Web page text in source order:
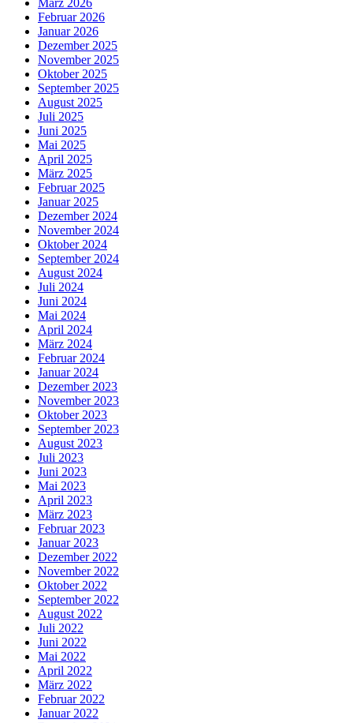
Februar 2026
Januar 2026
Dezember 2025
November 2025
Oktober 2025
September 2025
August 2025
Juli 2025
Juni 2025
Mai 2025
April 2025
März 2025
Februar 2025
Januar 2025
Dezember 2024
November 2024
Oktober 2024
September 2024
August 2024
Juli 2024
Juni 2024
Mai 2024
April 2024
März 2024
Februar 2024
Januar 2024
Dezember 2023
November 2023
Oktober 2023
September 2023
August 2023
Juli 2023
Juni 2023
Mai 2023
April 2023
März 2023
Februar 2023
Januar 2023
Dezember 2022
November 2022
Oktober 2022
September 2022
August 2022
Juli 2022
Juni 2022
Mai 2022
April 2022
März 2022
Februar 2022
Januar 2022